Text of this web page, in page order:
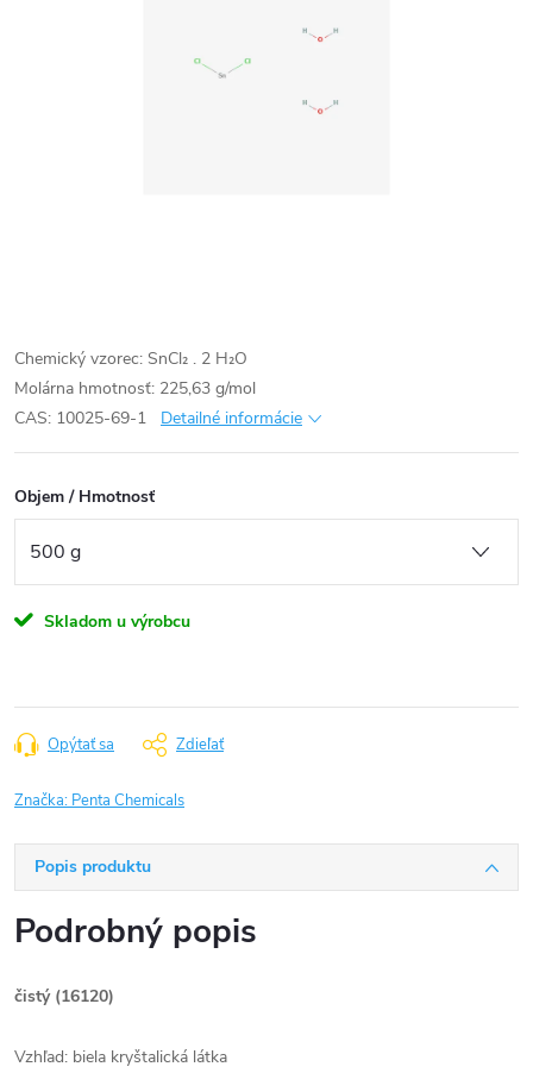
Chemický vzorec: SnCl₂ . 2 H₂O
Molárna hmotnosť: 225,63 g/mol
CAS: 10025-69-1
Detailné informácie
Objem / Hmotnosť
Skladom u výrobcu
Opýtať sa Zdieľať
Značka: Penta Chemicals
Popis produktu
Podrobný popis
čistý (16120)
Vzhľad: biela kryštalická látka